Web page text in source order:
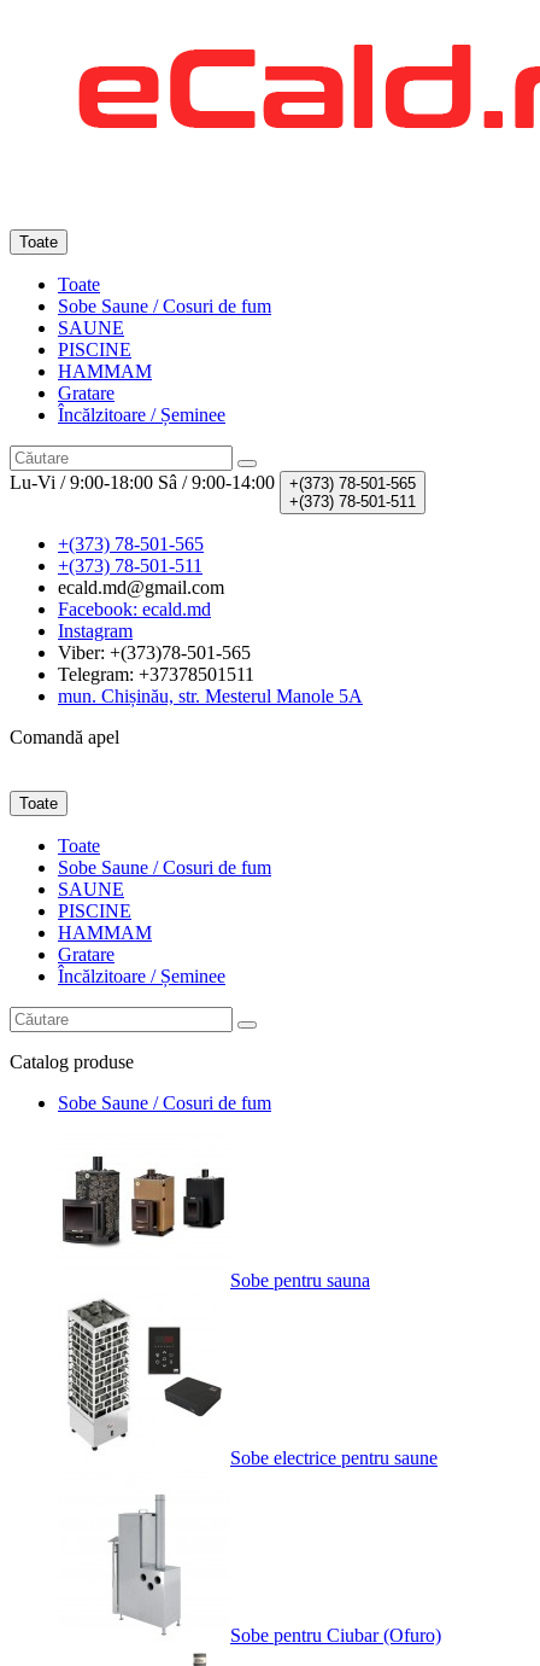
Toate
Toate
Sobe Saune / Cosuri de fum
SAUNE
PISCINE
HAMMAM
Gratare
Încălzitoare / Șeminee
Lu-Vi / 9:00-18:00 Sâ / 9:00-14:00 +(373) 78-501-565
+(373) 78-501-511
+(373) 78-501-565
+(373) 78-501-511
ecald.md@gmail.com
Facebook: ecald.md
Instagram
Viber: +(373)78-501-565
Telegram: +37378501511
mun. Chișinău, str. Mesterul Manole 5A
Comandă apel
Toate
Toate
Sobe Saune / Cosuri de fum
SAUNE
PISCINE
HAMMAM
Gratare
Încălzitoare / Șeminee
Catalog produse
Sobe Saune / Cosuri de fum
Sobe pentru sauna
Sobe electrice pentru saune
Sobe pentru Ciubar (Ofuro)